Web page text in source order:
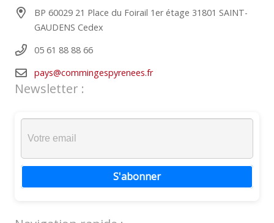
BP 60029 21 Place du Foirail 1er étage 31801 SAINT-
GAUDENS Cedex
05 61 88 88 66
pays@commingespyrenees.fr
Newsletter :
S'abonner